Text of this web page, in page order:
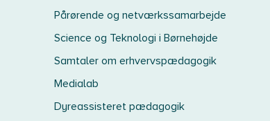
Pårørende og netværkssamarbejde
Science og Teknologi i Børnehøjde
Samtaler om erhvervspædagogik
Medialab
Dyreassisteret pædagogik